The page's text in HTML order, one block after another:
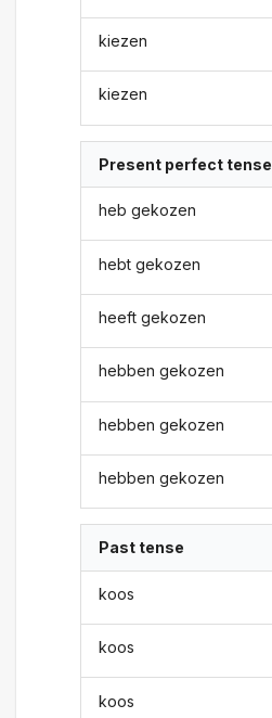
kiezen
kiezen
Present perfect tense
heb gekozen
hebt gekozen
heeft gekozen
hebben gekozen
hebben gekozen
hebben gekozen
Past tense
koos
koos
koos